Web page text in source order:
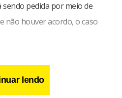
sendo pedida por meio de
não houver acordo, o caso
da Educação, Fernando
por ter informado sobre a
lendo